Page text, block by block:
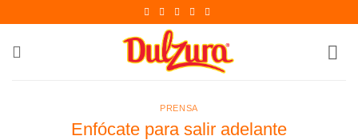
content
PRENSA
Enfócate para salir adelante